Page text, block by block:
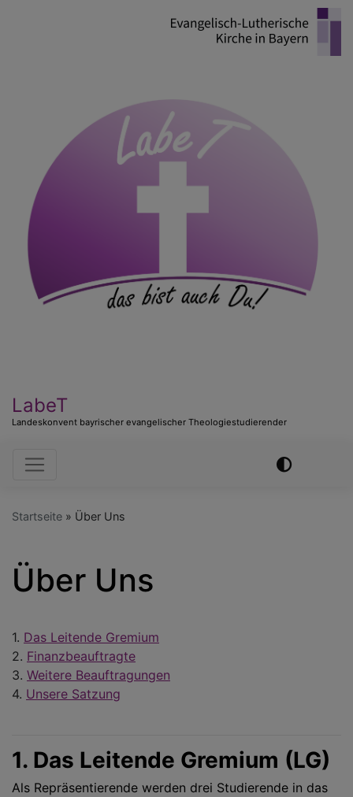
LabeT
Landeskonvent bayrischer evangelischer Theologiestudierender
Hauptnavigation
Startseite Über Uns
Über Uns
1. Das Leitende Gremium
2. Finanzbeauftragte
3. Weitere Beauftragungen
4. Unsere Satzung
1. Das Leitende Gremium (LG)
Als Repräsentierende werden drei Studierende in das